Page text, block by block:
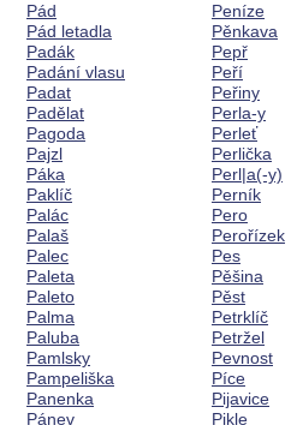
Pád
Pád letadla
Padák
Padání vlasu
Padat
Padělat
Pagoda
Pajzl
Páka
Paklíč
Palác
Palaš
Palec
Paleta
Paleto
Palma
Paluba
Pamlsky
Pampeliška
Panenka
Pánev
Peníze
Pěnkava
Pepř
Peří
Peřiny
Perla-y
Perleť
Perlička
Perl|a(-y)
Perník
Pero
Perořízek
Pes
Pěšina
Pěst
Petrklíč
Petržel
Pevnost
Píce
Pijavice
Pikle